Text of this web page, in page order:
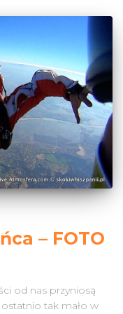
– FOTO
od nas przyniosą
tak mało w